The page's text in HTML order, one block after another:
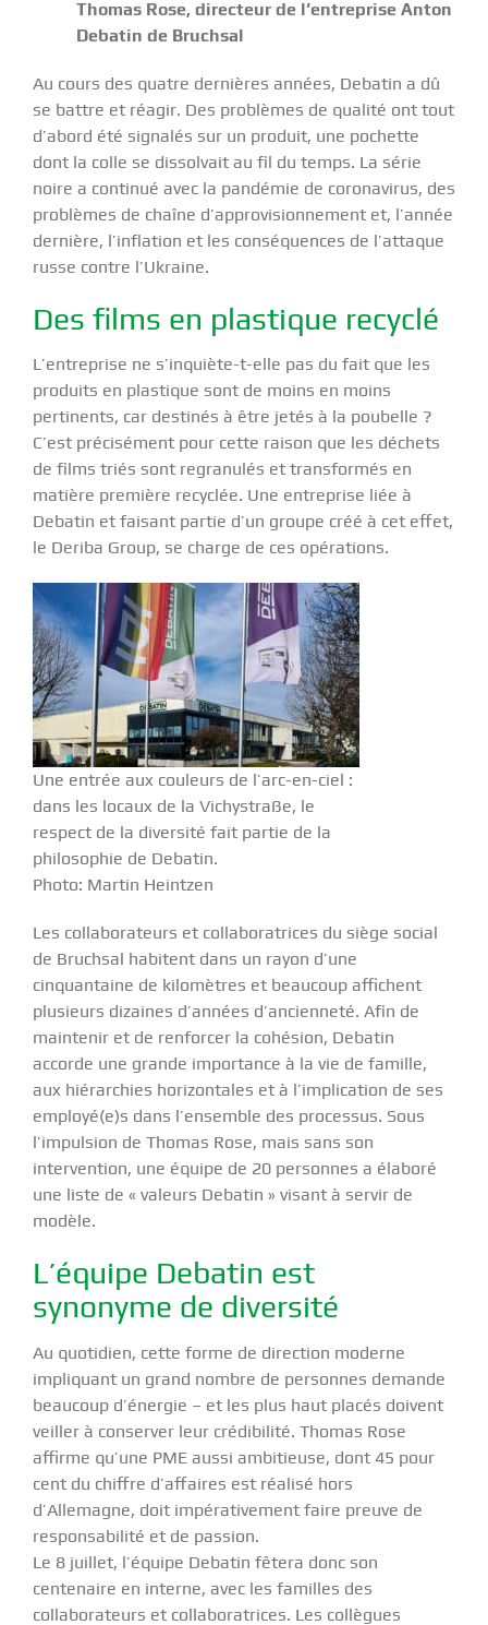
Thomas Rose, directeur de l’entreprise Anton
Debatin de Bruchsal
Au cours des quatre dernières années, Debatin a dû
se battre et réagir. Des problèmes de qualité ont tout
d’abord été signalés sur un produit, une pochette
dont la colle se dissolvait au fil du temps. La série
noire a continué avec la pandémie de coronavirus, des
problèmes de chaîne d’approvisionnement et, l’année
dernière, l’inflation et les conséquences de l’attaque
russe contre l’Ukraine.
Des films en plastique recyclé
L’entreprise ne s’inquiète-t-elle pas du fait que les
produits en plastique sont de moins en moins
pertinents, car destinés à être jetés à la poubelle ?
C’est précisément pour cette raison que les déchets
de films triés sont regranulés et transformés en
matière première recyclée. Une entreprise liée à
Debatin et faisant partie d’un groupe créé à cet effet,
le Deriba Group, se charge de ces opérations.
Une entrée aux couleurs de l’arc-en-ciel :
dans les locaux de la Vichystraße, le
respect de la diversité fait partie de la
philosophie de Debatin.
Photo: Martin Heintzen
Les collaborateurs et collaboratrices du siège social
de Bruchsal habitent dans un rayon d’une
cinquantaine de kilomètres et beaucoup affichent
plusieurs dizaines d’années d’ancienneté. Afin de
maintenir et de renforcer la cohésion, Debatin
accorde une grande importance à la vie de famille,
aux hiérarchies horizontales et à l’implication de ses
employé(e)s dans l’ensemble des processus. Sous
l’impulsion de Thomas Rose, mais sans son
intervention, une équipe de 20 personnes a élaboré
une liste de « valeurs Debatin » visant à servir de
modèle.
L’équipe Debatin est
synonyme de diversité
Au quotidien, cette forme de direction moderne
impliquant un grand nombre de personnes demande
beaucoup d’énergie – et les plus haut placés doivent
veiller à conserver leur crédibilité. Thomas Rose
affirme qu’une PME aussi ambitieuse, dont 45 pour
cent du chiffre d’affaires est réalisé hors
d’Allemagne, doit impérativement faire preuve de
responsabilité et de passion.
Le 8 juillet, l’équipe Debatin fêtera donc son
centenaire en interne, avec les familles des
collaborateurs et collaboratrices. Les collègues